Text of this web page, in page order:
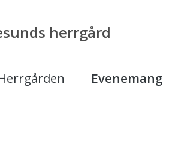
herrgård
Evenemang